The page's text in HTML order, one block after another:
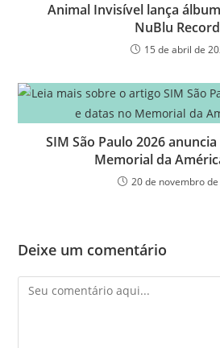
Animal Invisível lança
NuBlu
15 de abril de
SIM São Paulo 2026
Memorial da
20 de novembro
Deixe um comentário
Comentário